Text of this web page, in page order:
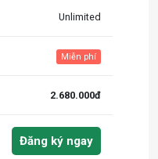
Unlimited
Miễn phí
2.680.000đ
Đăng ký ngay